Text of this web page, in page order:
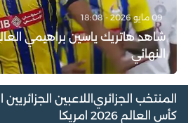
09 مايو 2026 - 18:08
شاهد هاتريك ياسين براهيمي
النهائي
المنتخب الجزائري اللاعبين
كأس العالم 2026 امريكا